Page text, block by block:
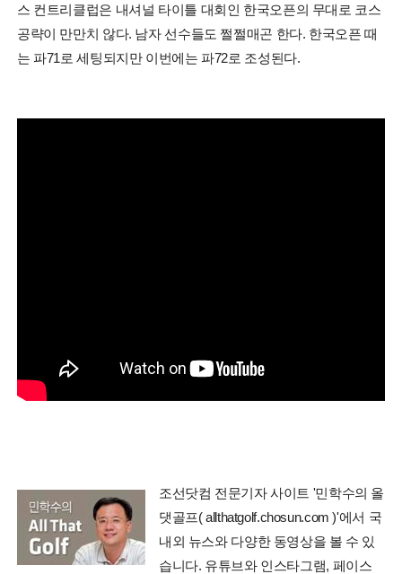
스 컨트리클럽은 내셔널 타이틀 대회인 한국오픈의 무대로 코스
공략이 만만치 않다. 남자 선수들도 쩔쩔매곤 한다. 한국오픈 때
는 파71로 세팅되지만 이번에는 파72로 조성된다.
조선닷컴 전문기자 사이트 '민학수의 올
댓골프( allthatgolf.chosun.com )'에서 국
내외 뉴스와 다양한 동영상을 볼 수 있
습니다. 유튜브와 인스타그램, 페이스